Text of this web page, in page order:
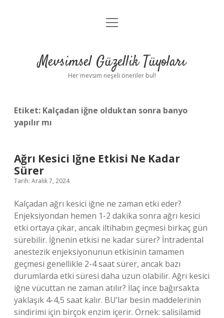
Anasayfa
Yasal Uyarı
menüyü
Mevsimsel Güzellik Tüyoları
Her mevsim neşeli öneriler bul!
Etiket: Kalçadan iğne olduktan sonra banyo
yapılır mı
Ağrı Kesici Iğne Etkisi Ne Kadar
Sürer
Tarih: Aralık 7, 2024
Kalçadan ağrı kesici iğne ne zaman etki eder?
Enjeksiyondan hemen 1-2 dakika sonra ağrı kesici
etki ortaya çıkar, ancak iltihabın geçmesi birkaç gün
sürebilir. İğnenin etkisi ne kadar sürer? İntradental
anestezik enjeksiyonunun etkisinin tamamen
geçmesi genellikle 2-4 saat sürer, ancak bazı
durumlarda etki süresi daha uzun olabilir. Ağrı kesici
iğne vücuttan ne zaman atılır? İlaç ince bağırsakta
yaklaşık 4-4,5 saat kalır. BU’lar besin maddelerinin
sindirimi için birçok enzim içerir. Örnek: salisilamid